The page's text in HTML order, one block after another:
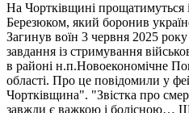
На Чортківщині прощатимуться
Березюком, який боронив
Загинув воїн 3 червня 2025
завдання із стримування
в районі н.п.Новоекономічне
області. Про це повідомили у
Чортківщина". "Звістка про
завжди є важкою і болісною…